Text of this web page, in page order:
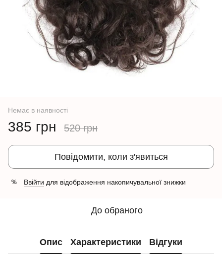
Немає в наявності
385 грн 520 грн
Повідомити, коли з'явиться
% Ввійти для відображення накопичувальної знижки
До обраного
Опис Характеристики Відгуки